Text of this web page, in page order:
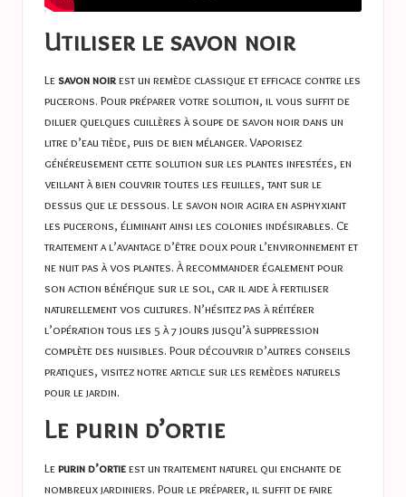
Utiliser le savon noir
Le savon noirest un remède classique et efficace contre les
pucerons. Pour préparer votre solution, il vous suffit de
diluer quelques cuillères à soupe de savon noir dans un
litre d’eau tiède, puis de bien mélanger. Vaporisez
généreusement cette solution sur les plantes infestées, en
veillant à bien couvrir toutes les feuilles, tant sur le
dessus que le dessous. Le savon noir agira en asphyxiant
les pucerons, éliminant ainsi les colonies indésirables. Ce
traitement a l’avantage d’être doux pour l’environnement et
ne nuit pas à vos plantes. À recommander également pour
son action bénéfique sur le sol, car il aide à fertiliser
naturellement vos cultures. N’hésitez pas à réitérer
l’opération tous les 5 à 7 jours jusqu’à suppression
complète des nuisibles. Pour découvrir d’autres conseils
pratiques, visitez notre article sur les remèdes naturels
pour le jardin.
Le purin d’ortie
Lepurin d’ortieest un traitement naturel qui enchante de
nombreux jardiniers. Pour le préparer, il suffit de faire